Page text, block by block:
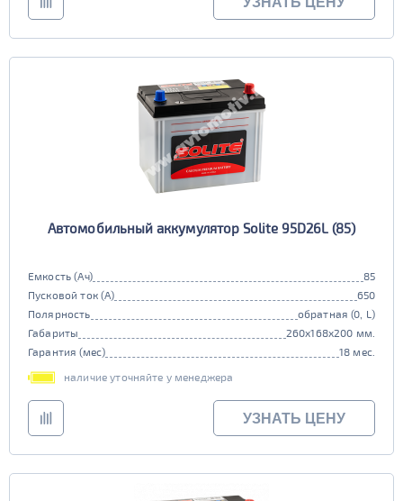
Автомобильный аккумулятор Solite 95D26L (85)
Емкость (Ач)
85
Пусковой ток (А)
650
Полярность
обратная (0, L)
Габариты
260x168x200 мм.
Гарантия (мес)
18 мес.
наличие уточняйте у менеджера
УЗНАТЬ ЦЕНУ